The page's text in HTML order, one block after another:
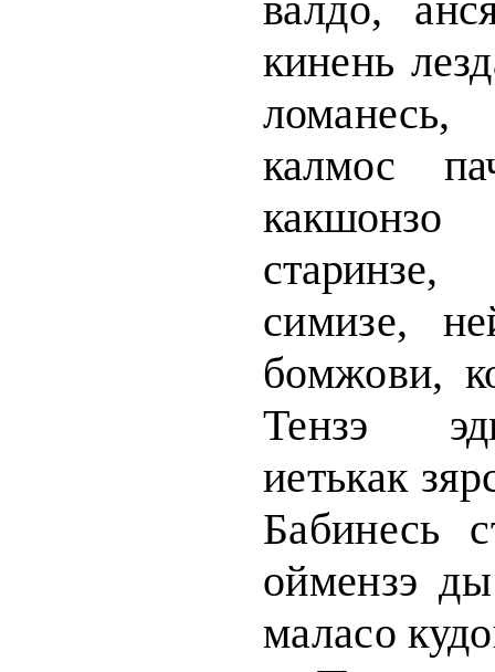
кинень
калмос
симизе,
бомжови,
Тензэ
иетькак
Бабинесь
оймензэ
маласо